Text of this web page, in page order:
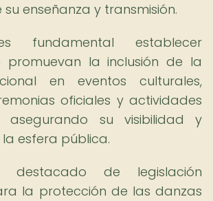
enseñanza y transmisión.
fundamental establecer
promuevan la inclusión de la
en eventos culturales,
oficiales y actividades
asegurando su visibilidad y
esfera pública.
destacado de legislación
la protección de las danzas